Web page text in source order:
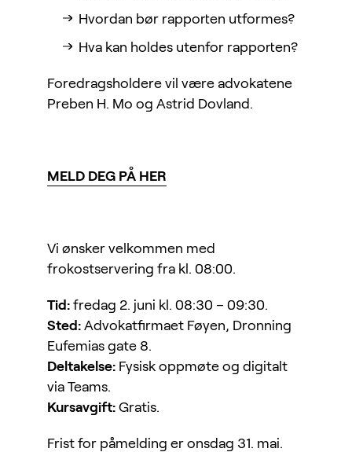
Hvordan bør rapporten utformes?
Hva kan holdes utenfor rapporten?
Foredragsholdere vil være advokatene
Preben H. Mo og Astrid Dovland.
MELD DEG PÅ HER
Vi ønsker velkommen med
frokostservering fra kl. 08:00.
Tid: fredag 2. juni kl. 08:30 – 09:30.
Sted: Advokatfirmaet Føyen, Dronning
Eufemias gate 8.
Deltakelse: Fysisk oppmøte og digitalt
via Teams.
Kursavgift: Gratis.
Frist for påmelding er onsdag 31. mai.